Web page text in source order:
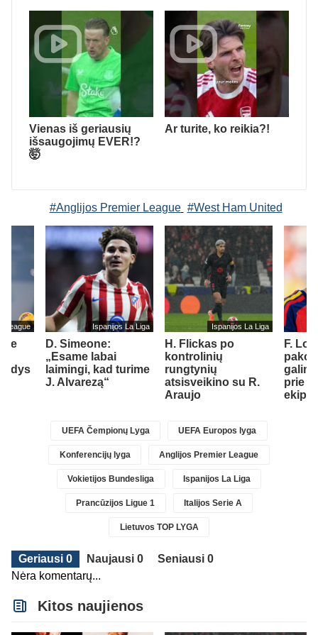
Vienas iš geriausių
išsaugojimų EVER!?
🤯
Ar turite, ko reikia?!
#Anglijos Premier League #West Ham United
League Ispanijos La Liga
D. Simeone:
„Esame labai
laimingi, kad turime
J. Alvarezą“
Ispanijos La Liga
H. Flickas po
kontrolinių
rungtynių
atsisveikino su R.
Araujo
F.
prie
UEFA Čempionų Lyga UEFA Europos lyga
Konferencijų lyga Anglijos Premier League
Vokietijos Bundesliga Ispanijos La Liga
Prancūzijos Ligue 1 Italijos Serie A
Lietuvos TOP LYGA
Geriausi 0 Naujausi 0
Seniausi 0
Nėra komentarų...
Kitos naujienos